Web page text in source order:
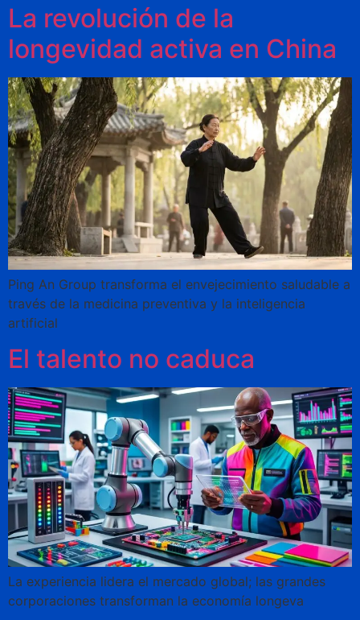
La revolución de la
longevidad activa en China
Ping An Group transforma el envejecimiento saludable a
través de la medicina preventiva y la inteligencia
artificial
El talento no caduca
La experiencia lidera el mercado global; las grandes
corporaciones transforman la economía longeva